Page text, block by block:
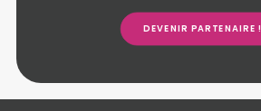
DEVENIR PARTENAIRE !